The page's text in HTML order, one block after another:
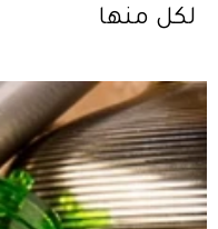
لكل منها